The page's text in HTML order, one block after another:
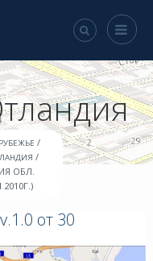
/
/
ОБЛ.
от 30